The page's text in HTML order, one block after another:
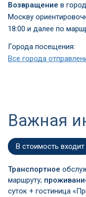
Возвращение в
Москву
18:00 и далее по
Города посещения:
Все города
Важная
В стоимость входит
Транспортное
маршруту;
суток + гостиница